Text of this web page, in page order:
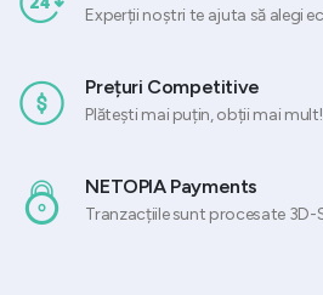
Experții noștri te ajuta să alegi
Prețuri Competitive
Plătești mai puțin, obții mai mult!
NETOPIA Payments
Tranzacțiile sunt procesate 3D-